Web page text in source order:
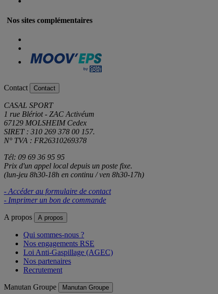
Nos sites complémentaires
Contact Contact
CASAL SPORT
1 rue Blériot - ZAC Activéum
67129 MOLSHEIM Cedex
SIRET : 310 269 378 00 157.
N° TVA : FR26310269378
Tél: 09 69 36 95 95
Prix d'un appel local depuis un poste fixe.
(lun-jeu 8h30-18h en continu / ven 8h30-17h)
- Accéder au formulaire de contact
- Imprimer un bon de commande
A propos A propos
Qui sommes-nous ?
Nos engagements RSE
Loi Anti-Gaspillage (AGEC)
Nos partenaires
Recrutement
Manutan Groupe Manutan Groupe